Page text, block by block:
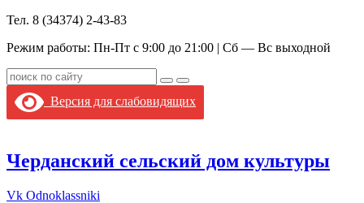
Тел. 8 (34374) 2-43-83
Режим работы: Пн-Пт с 9:00 до 21:00 | Сб — Вс выходной
Версия для слабовидящих
Черданский сельский дом культуры
Vk Odnoklassniki